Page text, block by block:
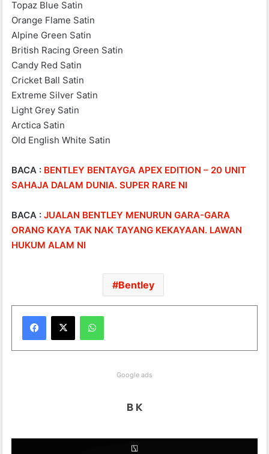
Topaz Blue Satin
Orange Flame Satin
Alpine Green Satin
British Racing Green Satin
Candy Red Satin
Cricket Ball Satin
Extreme Silver Satin
Light Grey Satin
Arctica Satin
Old English White Satin
BACA : BENTLEY BENTAYGA APEX EDITION – 20 UNIT
SAHAJA DALAM DUNIA. SUPER RARE NI
BACA :JUALAN BENTLEY MENURUN GARA-GARA
ORANG KAYA TAK NAK TAYANG KEKAYAAN. LAWAN
HUKUM ALAM NI
Bentley
WhatsApp
Google ads
B K